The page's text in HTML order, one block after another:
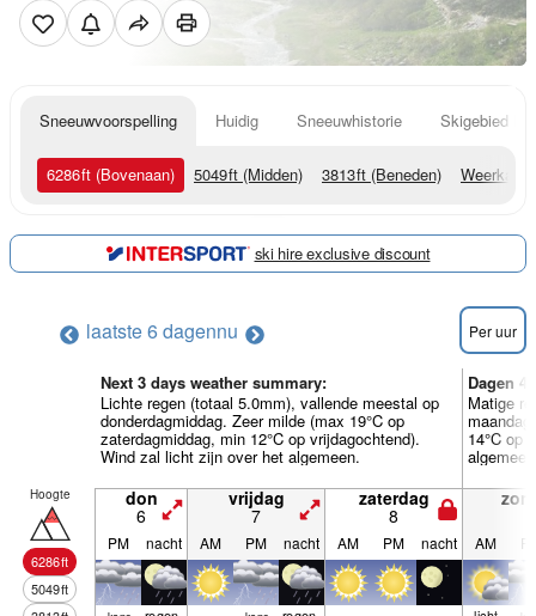
Sneeuwvoorspelling Huidig Sneeuwhistorie Skigebied
6286ft (Bovenaan) 5049ft (Midden) 3813ft (Beneden)
ski hire exclusive discount
laatste 6 dagennu Per uur
Next 3 days weather summary:
Lichte regen (totaal 5.0mm), vallende meestal op
donderdagmiddag. Zeer milde (max 19°C op
zaterdagmiddag, min 12°C op vrijdagochtend).
Wind zal licht zijn over het algemeen.
Dagen
Matige
14°C op
Hoogte
6286ft
5049ft
don
6
vrijdag
7
zaterdag
8
PM nacht AM PM nacht AM PM nacht AM